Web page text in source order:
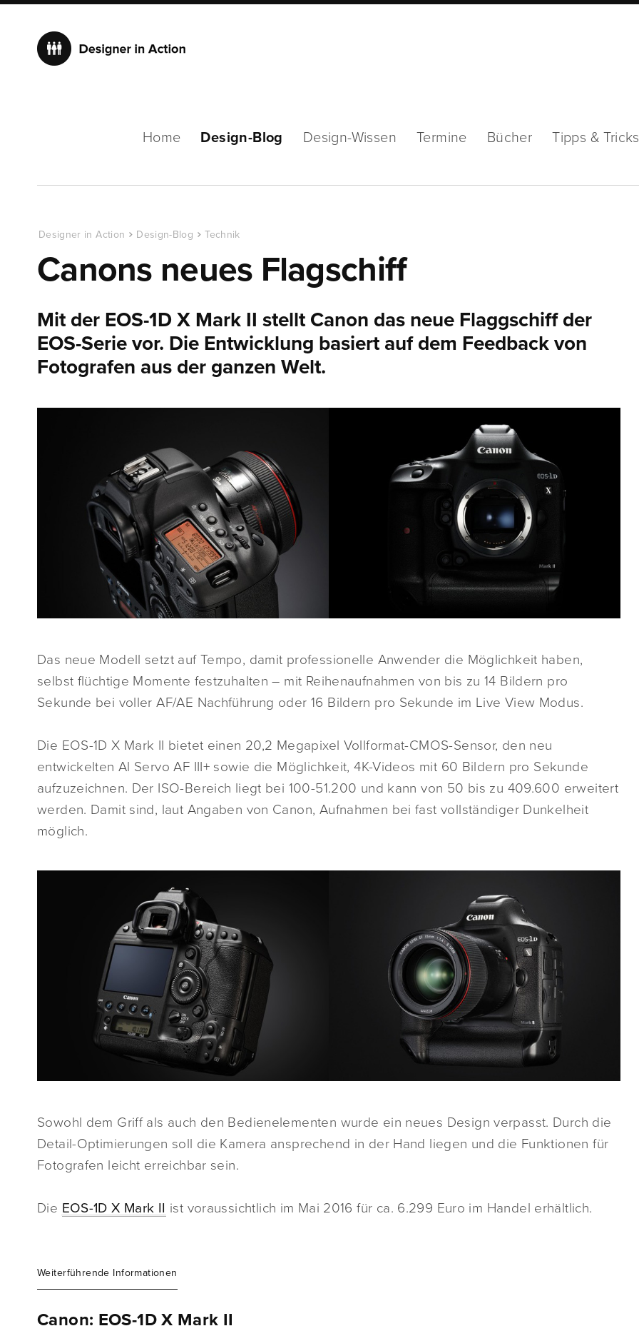
Home Design-Blog Design-Wissen Termine Bücher Tipps & Tricks
Designer in Action Design-Blog Technik
Canons neues Flagschiff
Mit der EOS-1D X Mark II stellt Canon das neue Flaggschiff der
EOS-Serie vor. Die Entwicklung basiert auf dem Feedback von
Fotografen aus der ganzen Welt.
Das neue Modell setzt auf Tempo, damit professionelle Anwender die Möglichkeit haben,
selbst flüchtige Momente festzuhalten – mit Reihenaufnahmen von bis zu 14 Bildern pro
Sekunde bei voller AF/AE Nachführung oder 16 Bildern pro Sekunde im Live View Modus.
Die EOS-1D X Mark II bietet einen 20,2 Megapixel Vollformat-CMOS-Sensor, den neu
entwickelten Al Servo AF III+ sowie die Möglichkeit, 4K-Videos mit 60 Bildern pro Sekunde
aufzuzeichnen. Der ISO-Bereich liegt bei 100-51.200 und kann von 50 bis zu 409.600 erweitert
werden. Damit sind, laut Angaben von Canon, Aufnahmen bei fast vollständiger Dunkelheit
möglich.
Sowohl dem Griff als auch den Bedienelementen wurde ein neues Design verpasst. Durch die
Detail-Optimierungen soll die Kamera ansprechend in der Hand liegen und die Funktionen für
Fotografen leicht erreichbar sein.
Die EOS-1D X Mark II ist voraussichtlich im Mai 2016 für ca. 6.299 Euro im Handel erhältlich.
Weiterführende Informationen
Canon: EOS-1D X Mark II